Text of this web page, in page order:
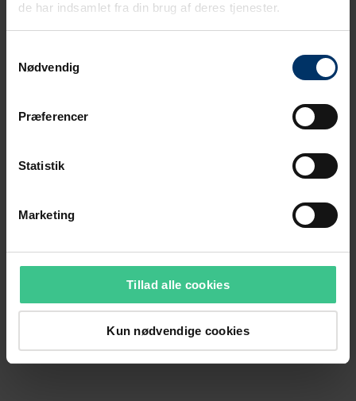
de har indsamlet fra din brug af deres tjenester.
Nødvendig
Præferencer
Statistik
Marketing
Tillad alle cookies
Kun nødvendige cookies